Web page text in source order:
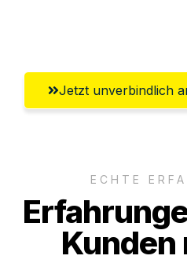
Jetzt unverbindlich
ECHTE
Kunden